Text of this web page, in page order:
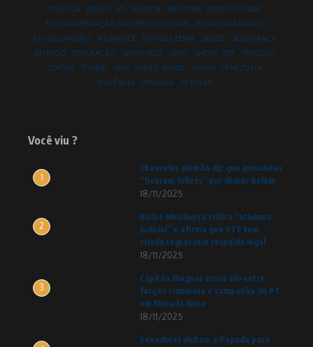
POLÍTICA
PRESO PT RECEITA RECEITAS
REDES SOCIAIS
REGULAMENTAÇÃO DAS REDES SOCIAIS
RELACIONAMENTO
RIO DE JANEIRO
ROMANCE ROMEU ZEMA SAÚDE
SEGURANÇA
SENADO
SEPARAÇÃO SERTANEJO SEXO SHOW STF
TARCÍSIO
TEATRO
TRUMP UFG UNIÃO BRASIL VAGAS
VENEZUELA
VIOLÊNCIA
VIRGINIA ZE FELIPE
Você viu ?
1
Chanceler alemão diz que jornalistas
“ficaram felizes” por deixar Belém
18/11/2025
2
André Mendonça critica “ativismo
judicial” e afirma que STF tem
criado regras sem respaldo legal
18/11/2025
3
Capitão Wagner acusa elo entre
facção criminosa e campanha do PT
em Morada Nova
18/11/2025
Senadores visitam a Papuda para